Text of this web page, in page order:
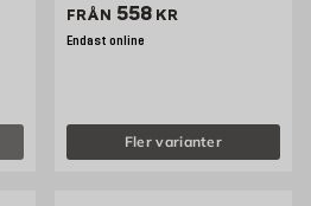
FRÅN Pris 558 kr
558 KR
Endast online
Fler varianter